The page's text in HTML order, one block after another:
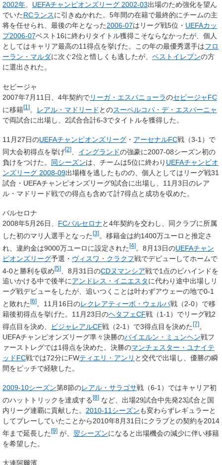
2002年、 UEFAチャンピオンズリーグ 2002-03出場のため強化を望ん
でいたRCランスに引きぬかれた。5年間の在籍で最終的にチームの主
将を任せられ、最後の年となった2006-07はリーグ戦5位・ UEFAカッ
プ2006-07ベスト16に終わりタイトル獲得こそならなかったが、個人
としてはキャリア最高の11得点を挙げた。この年の最優秀選手はフロ
ーラン・マルダに次ぐ2位と惜しくも逃したが、 ベストイレブンの方
に選出された。
セビージャ
2007年7月11日、4年契約でリーガ・エスパニョーラのセビージャFC
に移籍[1]。 レアル・マドリード とのスーペルコパ・デ・エスパーニャ
で両試合に出場し、2試合合計6-3でタイトルを獲得した。
11月27日のUEFAチャンピオンズリーグ ・ アーセナルFC戦（3-1）で
同大会初得点を挙げ[2] イングランドの強豪に2007-08シーズン初の
負けをつけた。 同シーズンは、チームは5位に終わり UEFAチャンピオ
ンズリーグ 2008-09出場権を逃したものの、個人としてはリーグ戦31
試合・UEFAチャンピオンズリーグ9試合に出場し、11月3日のレア
ル・マドリード戦での得点も含めて計7得点と成功を収めた。
バルセロナ
2008年5月26日、 FCバルセロナと4年契約を交わし、同クラブに所属
した初のマリ人選手となった [3] 。移籍金は約1400万ユーロと推定さ
れ、違約金は9000万ユーロに設定された [4] 。8月13日のUEFAチャン
ピオンズリーグ予選・ ヴィスワ・クラクフ戦でデビューしてホームで
4-0と勝利を収め[5] 、8月31日のCDヌマンシア戦で1点のビハインドを
追いかける中で後半にアンドレス・イニエスタに代わり途中出場しリ
ーグ戦デビューをしたが、追いつくことは叶わずアウェーの地で0-1
と敗れた [6] 。11月16日のレクレアティーボ・ウェルバ戦（2-0）で移
籍後初得点を挙げた。11月23日のヘタフェCF戦（1-1）でリーグ戦2
得点目を決め、
ビジャレアルCF戦（2-1）で3得点目を決めた [7] 。
UEFAチャンピオンズリーグ準々決勝のバイエルン・ミュンヘン戦フ
ァーストレグでは1得点を決めた。決勝のマンチェスター・ユナイテ
ッドFC戦では72分にFWティエリ・アンリ と交代で出場し、優勝の瞬
間をピッチで経験した。
2009-10シーズン第8節のレアル・サラゴサ戦（6-1）ではキャリア初
のハットトリックを達成する [8] など、出場29試合中先発23試合と国
内リーグ連覇に貢献した。 2010-11シーズンも変わらずレギュラーと
してプレーしていたことから2010年8月31日にクラブとの契約を2014
年まで延長した[9] が、 翌シーズンになると出場機会の減少に伴い移籍
を希望した。
大連阿爾濱